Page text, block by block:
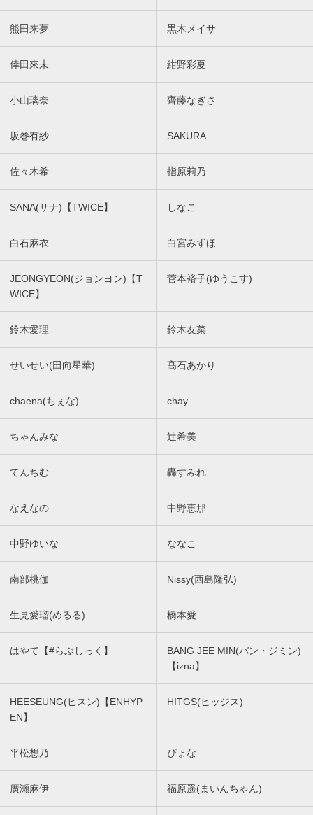
熊田来夢 黒木メイサ
倖田來未 紺野彩夏
小山璃奈 齊藤なぎさ
坂巻有紗 SAKURA
佐々木希 指原莉乃
SANA(サナ)【TWICE】 しなこ
白石麻衣 白宮みずほ
JEONGYEON(ジョンヨン)【T
WICE】
菅本裕子(ゆうこす)
鈴木愛理 鈴木友菜
せいせい(田向星華) 髙石あかり
chaena(ちぇな) chay
ちゃんみな 辻希美
てんちむ 轟すみれ
なえなの 中野恵那
中野ゆいな ななこ
南部桃伽 Nissy(西島隆弘)
生見愛瑠(めるる) 橋本愛
はやて【#らぶしっく】
BANG JEE MIN(バン・ジミン)
【izna】
HEESEUNG(ヒスン)【ENHYP
EN】
HITGS(ヒッジス)
平松想乃 ぴょな
廣瀬麻伊 福原遥(まいんちゃん)